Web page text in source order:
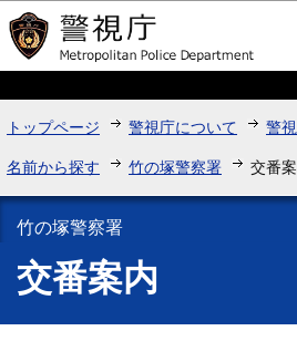
このページの本文
トップページ 警視庁について 警
名前から探す 竹の塚警察署 交番
竹の塚警察署
交番案内